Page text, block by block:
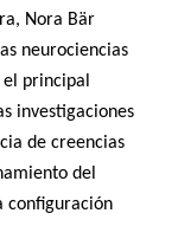
Nora Bär
neurociencias
principal
investigaciones
de creencias
del
configuración